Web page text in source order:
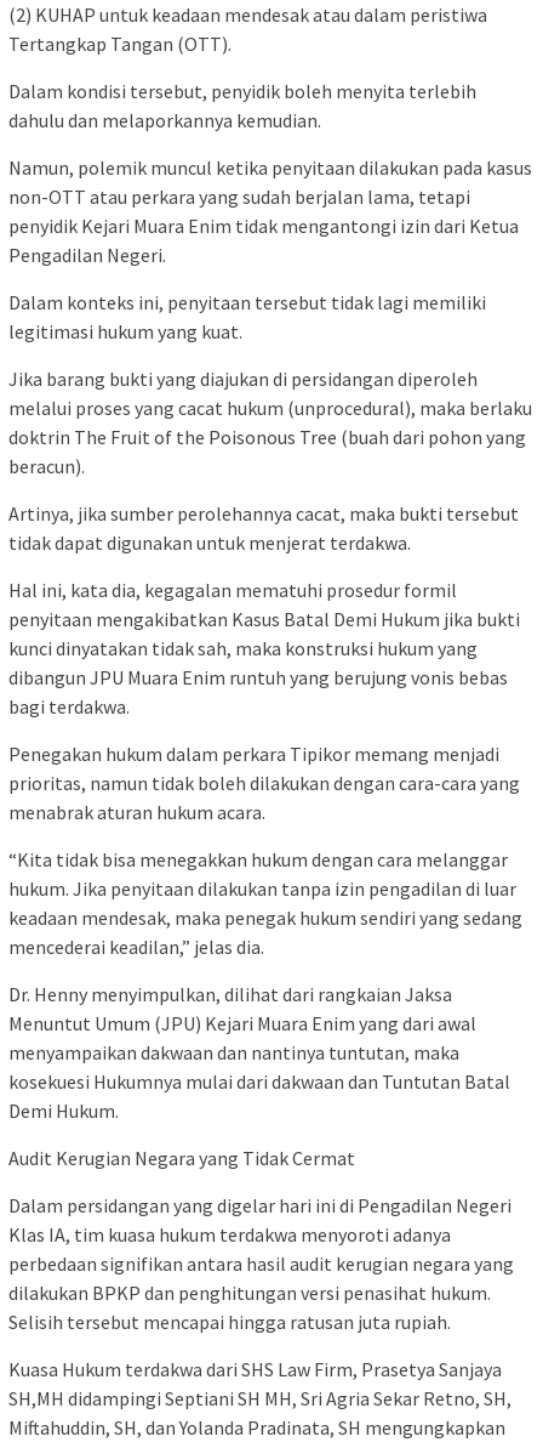
(2) KUHAP untuk keadaan mendesak atau dalam peristiwa
Tertangkap Tangan (OTT).
Dalam kondisi tersebut, penyidik boleh menyita terlebih
dahulu dan melaporkannya kemudian.
Namun, polemik muncul ketika penyitaan dilakukan pada kasus
non-OTT atau perkara yang sudah berjalan lama, tetapi
penyidik Kejari Muara Enim tidak mengantongi izin dari Ketua
Pengadilan Negeri.
Dalam konteks ini, penyitaan tersebut tidak lagi memiliki
legitimasi hukum yang kuat.
Jika barang bukti yang diajukan di persidangan diperoleh
melalui proses yang cacat hukum (unprocedural), maka berlaku
doktrin The Fruit of the Poisonous Tree (buah dari pohon yang
beracun).
Artinya, jika sumber perolehannya cacat, maka bukti tersebut
tidak dapat digunakan untuk menjerat terdakwa.
Hal ini, kata dia, kegagalan mematuhi prosedur formil
penyitaan mengakibatkan Kasus Batal Demi Hukum jika bukti
kunci dinyatakan tidak sah, maka konstruksi hukum yang
dibangun JPU Muara Enim runtuh yang berujung vonis bebas
bagi terdakwa.
Penegakan hukum dalam perkara Tipikor memang menjadi
prioritas, namun tidak boleh dilakukan dengan cara-cara yang
menabrak aturan hukum acara.
“Kita tidak bisa menegakkan hukum dengan cara melanggar
hukum. Jika penyitaan dilakukan tanpa izin pengadilan di luar
keadaan mendesak, maka penegak hukum sendiri yang sedang
mencederai keadilan,” jelas dia.
Dr. Henny menyimpulkan, dilihat dari rangkaian Jaksa
Menuntut Umum (JPU) Kejari Muara Enim yang dari awal
menyampaikan dakwaan dan nantinya tuntutan, maka
kosekuesi Hukumnya mulai dari dakwaan dan Tuntutan Batal
Demi Hukum.
Audit Kerugian Negara yang Tidak Cermat
Dalam persidangan yang digelar hari ini di Pengadilan Negeri
Klas IA, tim kuasa hukum terdakwa menyoroti adanya
perbedaan signifikan antara hasil audit kerugian negara yang
dilakukan BPKP dan penghitungan versi penasihat hukum.
Selisih tersebut mencapai hingga ratusan juta rupiah.
Kuasa Hukum terdakwa dari SHS Law Firm, Prasetya Sanjaya
SH,MH didampingi Septiani SH MH, Sri Agria Sekar Retno, SH,
Miftahuddin, SH, dan Yolanda Pradinata, SH mengungkapkan